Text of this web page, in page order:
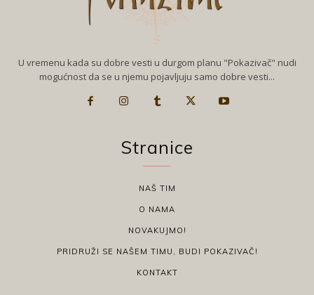
U vremenu kada su dobre vesti u durgom planu "Pokazivač" nudi
mogućnost da se u njemu pojavljuju samo dobre vesti...
Stranice
NAŠ TIM
O NAMA
NOVAKUJMO!
PRIDRUŽI SE NAŠEM TIMU, BUDI POKAZIVAČ!
KONTAKT